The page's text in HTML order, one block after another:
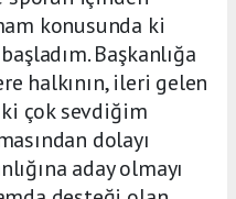
konusunda ki
Başkanlığa
halkının, ileri gelen
çok sevdiğim
dolayı
aday olmayı